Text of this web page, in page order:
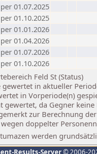
01.07.2025
01.10.2025
01.01.2026
01.04.2026
01.07.2026
01.10.2026
Feld St (Status)
gewertet in aktueller
in Vorperiode(n)
gewertet, da Gegner keine
zur Berechnung
doppelter
werden
Results-Server© 2006-